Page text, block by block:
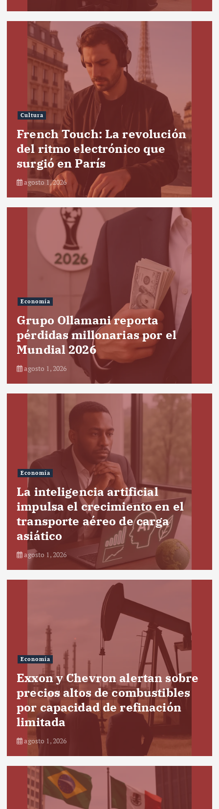
Cultura
French Touch: La revolución
del ritmo electrónico que
surgió en París
agosto 1, 2026
Economía
Grupo Ollamani reporta
pérdidas millonarias por el
Mundial 2026
agosto 1, 2026
Economía
La inteligencia artificial
impulsa el crecimiento en el
transporte aéreo de carga
asiático
agosto 1, 2026
Economía
Exxon y Chevron alertan sobre
precios altos de combustibles
por capacidad de refinación
limitada
agosto 1, 2026